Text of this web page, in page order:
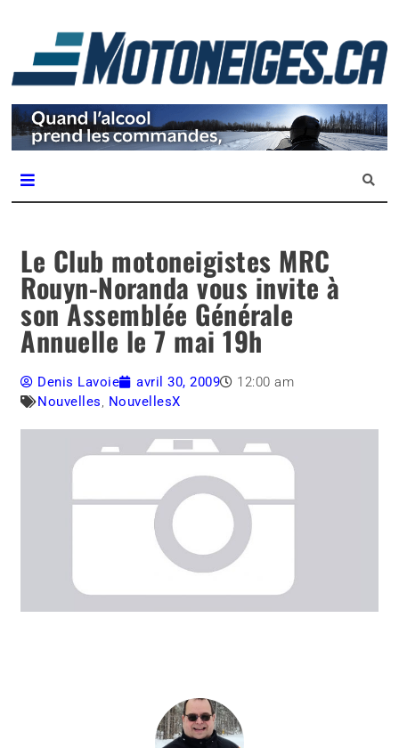
Magazine Motoneiges.ca
Le Club motoneigistes MRC
Rouyn-Noranda vous invite à
son Assemblée Générale
Annuelle le 7 mai 19h
Denis Lavoie avril 30, 2009
12:00 am
Nouvelles, NouvellesX